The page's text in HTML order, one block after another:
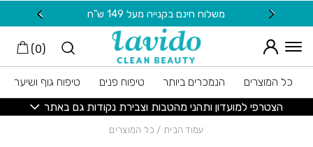
Skip to Content
מעל 149 ש"ח 20 ש"ח מתנה למצטרפות חדשות לניוזלטר
(
0
)
כל המוצרים הנמכרים ביותר טיפוח פנים
טיפוח גוף ושיער
הצטרפי למועדון ותהני מהטבות וצבירת נקודות גם באתר
עמוד הבית / כל המוצרים
בחזרה למעלה